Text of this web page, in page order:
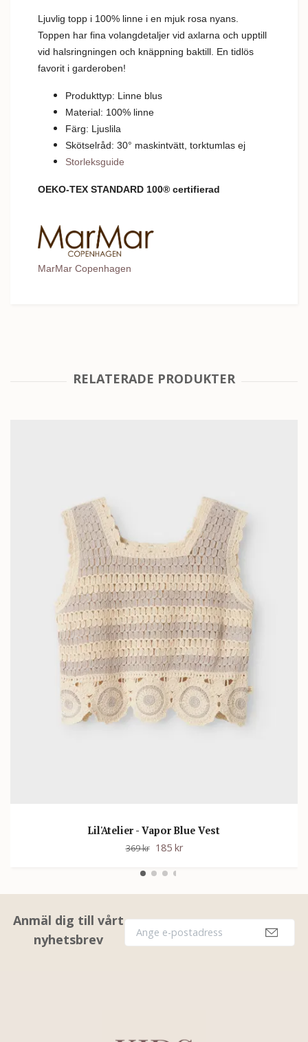
Ljuvlig topp i 100% linne i en mjuk rosa nyans.
Toppen har fina volangdetaljer vid axlarna och upptill
vid halsringningen och knäppning baktill. En tidlös
favorit i garderoben!
Produkttyp: Linne blus
Material: 100% linne
Färg: Ljuslila
Skötselråd: 30° maskintvätt, torktumlas ej
Storleksguide
OEKO-TEX STANDARD 100® certifierad
MarMar Copenhagen
Lil'Atelier - Vapor Blue Vest
369 kr 185 kr
Anmäl dig till vårt
nyhetsbrev